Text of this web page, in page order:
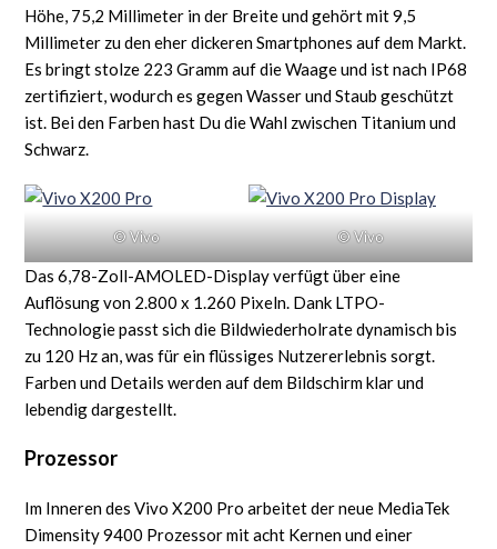
Höhe, 75,2 Millimeter in der Breite und gehört mit 9,5
Millimeter zu den eher dickeren Smartphones auf dem Markt.
Es bringt stolze 223 Gramm auf die Waage und ist nach IP68
zertifiziert, wodurch es gegen Wasser und Staub geschützt
ist. Bei den Farben hast Du die Wahl zwischen Titanium und
Schwarz.
© Vivo © Vivo
Das 6,78-Zoll-AMOLED-Display verfügt über eine
Auflösung von 2.800 x 1.260 Pixeln. Dank LTPO-
Technologie passt sich die Bildwiederholrate dynamisch bis
zu 120 Hz an, was für ein flüssiges Nutzererlebnis sorgt.
Farben und Details werden auf dem Bildschirm klar und
lebendig dargestellt.
Prozessor
Im Inneren des Vivo X200 Pro arbeitet der neue MediaTek
Dimensity 9400 Prozessor mit acht Kernen und einer